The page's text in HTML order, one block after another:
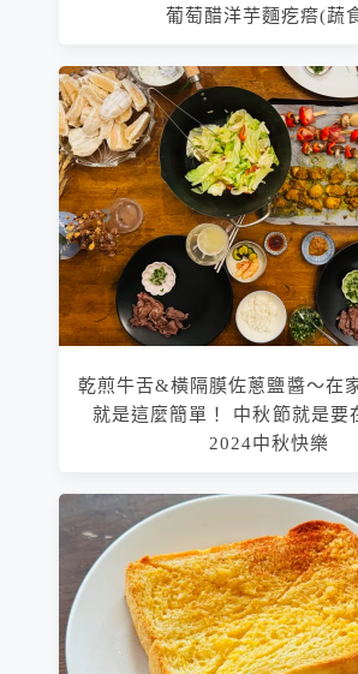
葡萄醋洋芋麵疙瘩(蔬
乾煎牛舌&橫隔膜佐蔥鹽醬～在
就是這麼簡單！ 中秋節就是要
2024中秋快樂